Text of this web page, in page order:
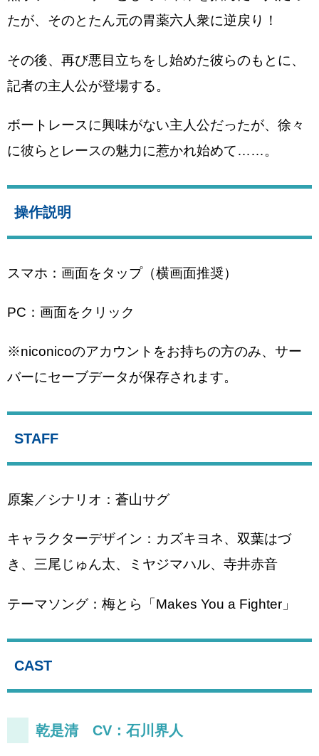
たが、そのとたん元の胃薬六人衆に逆戻り！
その後、再び悪目立ちをし始めた彼らのもとに、
記者の主人公が登場する。
ボートレースに興味がない主人公だったが、徐々
に彼らとレースの魅力に惹かれ始めて……。
操作説明
スマホ：画面をタップ（横画面推奨）
PC：画面をクリック
※niconicoのアカウントをお持ちの方のみ、サー
バーにセーブデータが保存されます。
STAFF
原案／シナリオ：蒼山サグ
キャラクターデザイン：カズキヨネ、双葉はづ
き、三尾じゅん太、ミヤジマハル、寺井赤音
テーマソング：梅とら「Makes You a Fighter」
CAST
乾是清 CV：石川界人